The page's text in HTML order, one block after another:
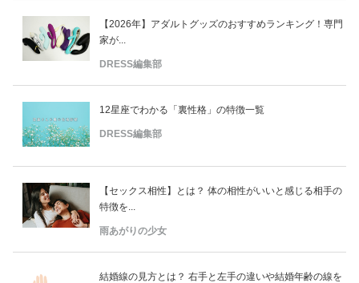
【2026年】アダルトグッズのおすすめランキング！専門
家が...
DRESS編集部
12星座でわかる「裏性格」の特徴一覧
DRESS編集部
【セックス相性】とは？ 体の相性がいいと感じる相手の
特徴を...
雨あがりの少女
結婚線の見方とは？ 右手と左手の違いや結婚年齢の線を